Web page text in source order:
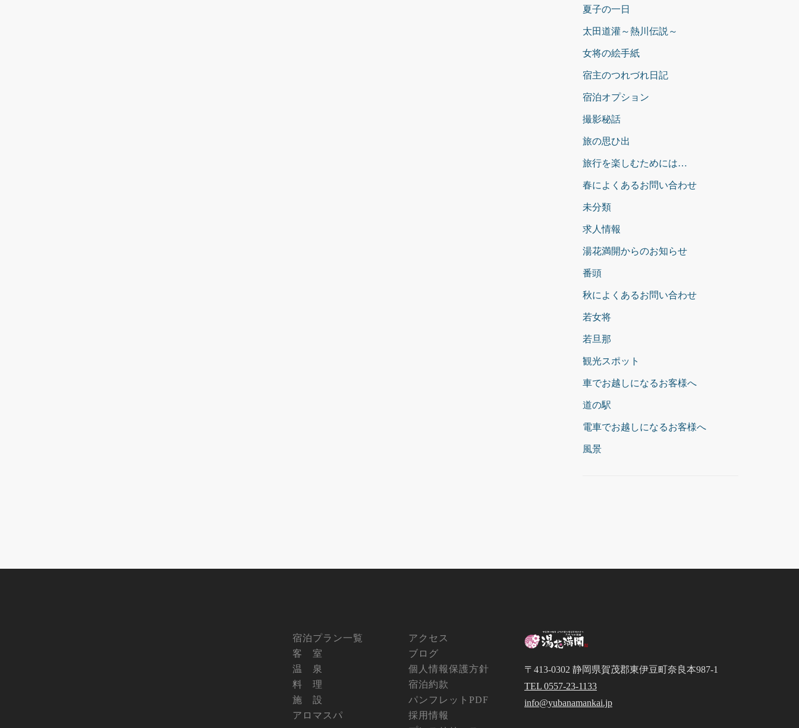
夏子の一日
太田道灌～熱川伝説～
女将の絵手紙
宿主のつれづれ日記
宿泊オプション
撮影秘話
旅の思ひ出
旅行を楽しむためには…
春によくあるお問い合わせ
未分類
求人情報
湯花満開からのお知らせ
番頭
秋によくあるお問い合わせ
若女将
若旦那
観光スポット
車でお越しになるお客様へ
道の駅
電車でお越しになるお客様へ
風景
宿泊プラン一覧
客 室
温 泉
料 理
施 設
アロマスパ
アクセス
ブログ
個人情報保護方針
宿泊約款
パンフレットPDF
採用情報
〒413-0302 静岡県賀茂郡東伊豆町奈良本987-1
TEL 0557-23-1133
info@yubanamankai.jp